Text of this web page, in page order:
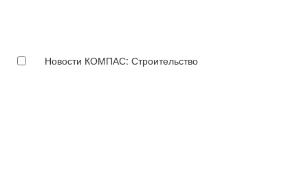
Новости КОМПАС: Строительство